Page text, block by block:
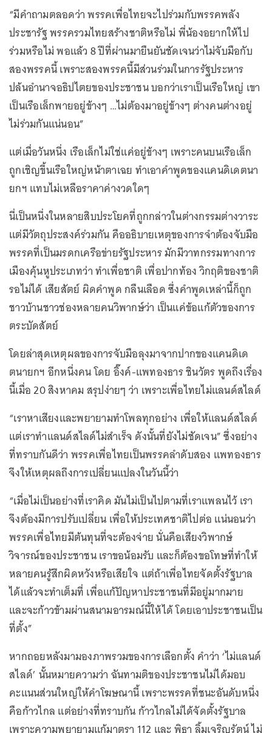
“มีคำถามตลอดว่า พรรคเพื่อไทยจะไปร่วมกับพรรคพลัง
ประชารัฐ พรรครวมไทยสร้างชาติหรือไม่ พี่น้องอยากให้ไป
ร่วมหรือไม่ พอแล้ว 8 ปีที่ผ่านมายืนยันชัดเจนว่าไม่จับมือกับ
สองพรรคนี้ เพราะสองพรรคนี้มีส่วนร่วมในการรัฐประหาร
ปล้นอำนาจอธิปไตยของประชาชน บอกว่าเราเป็นเรือใหญ่ เขา
เป็นเรือเล็กพายอยู่ข้างๆ …ไม่ต้องมาอยู่ข้างๆ ต่างคนต่างอยู่
ไม่ร่วมกันแน่นอน”
แต่เมื่อวันหนึ่ง เรือเล็กไม่ใช่แค่อยู่ข้างๆ เพราะคนบนเรือเล็ก
ถูกเชิญขึ้นเรือใหญ่หน้าตาเฉย ทำเอาคำพูดของแคนดิเดตนา
ยกฯ แทบไม่เหลือราคาค่างวดใดๆ
นี่เป็นหนึ่งในหลายสิบประโยคที่ถูกกล่าวในต่างกรรมต่างวาระ
แต่มีวัตถุประสงค์ร่วมกัน คืออธิบายเหตุของการจำต้องจับมือ
พรรคที่เป็นมรดกเครือข่ายรัฐประหาร มักมีวาทกรรมทางการ
เมืองคุ้นหูประเภทว่า ทำเพื่อชาติ เพื่อปากท้อง วิกฤติของชาติ
รอไม่ได้ เสียสัตย์ ผิดคำพูด กลืนเลือด ซึ่งคำพูดเหล่านี้ก็ถูก
ชาวบ้านชาวช่องหลายคนวิพากษ์ว่า เป็นแค่ข้อแก้ตัวของการ
ตระบัดสัตย์
โดยล่าสุดเหตุผลของการจับมือลุงมาจากปากของแคนดิเด
ตนายกฯ อีกหนึ่งคน โดย อิ๊งค์-แพทองธาร ชินวัตร พูดถึงเรื่อง
นี้เมื่อ 20 สิงหาคม สรุปง่ายๆ ว่า เพราะเพื่อไทยไม่แลนด์สไลด์
“เราหาเสียงและพยายามทำโพลทุกอย่าง เพื่อให้แลนด์สไลด์
แต่เราทำแลนด์สไลด์ไม่สำเร็จ ดังนั้นที่ยังไม่ชัดเจน” ซึ่งอย่าง
ที่ทราบกันดีว่า พรรคเพื่อไทยเป็นพรรคลำดับสอง แพทองธาร
จึงให้เหตุผลถึงการเปลี่ยนแปลงในวันนี้ว่า
“เมื่อไม่เป็นอย่างที่เราคิด มันไม่เป็นไปตามที่เราแพลนไว้ เรา
จึงต้องมีการปรับเปลี่ยน เพื่อให้ประเทศชาติไปต่อ แน่นอนว่า
พรรคเพื่อไทยมีต้นทุนที่จะต้องจ่าย นั่นคือเสียงวิพากษ์
วิจารณ์ของประชาชน เราขอน้อมรับ และก็ต้องขอโทษที่ทำให้
หลายคนรู้สึกผิดหวังหรือเสียใจ แต่ถ้าเพื่อไทยจัดตั้งรัฐบาล
ได้แล้วจะทำเต็มที่ เพื่อแก้ปัญหาประชาชนที่มีอยู่มากมาย
และจะก้าวข้ามผ่านสนามอารมณ์นี้ให้ได้ โดยเอาประชาชนเป็น
ที่ตั้ง”
หากถอยหลังมามองภาพรวมของการเลือกตั้ง คำว่า ‘ไม่แลนด์
สไลด์’ นั้นหมายความว่า ฉันทามติของประชาชนไม่ได้มอบ
คะแนนส่วนใหญ่ให้คำโฆษณานี้ เพราะพรรคที่ชนะอันดับหนึ่ง
คือก้าวไกล แต่อย่างที่ทราบกัน ก้าวไกลไม่ได้จัดตั้งรัฐบาล
เพราะความพยายามแก้มาตรา 112 และ พิธา ลิ้มเจริญรัตน์ ไม่